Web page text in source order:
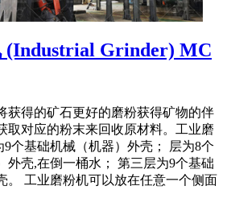
(Industrial Grinder) MC
获得的矿石更好的磨粉获得矿物的伴
取对应的粉末来回收原材料。工业磨
9个基础机械（机器）外壳； 层为8个
外壳,在倒一桶水； 第三层为9个基础
。 工业磨粉机可以放在任意一个侧面